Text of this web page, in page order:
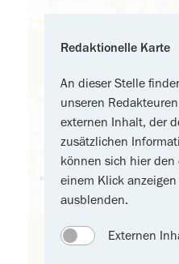
Redaktionelle Karte
An dieser Stelle
unseren
externen Inhalt, der
zusätzlichen
können sich hier
einem Klick
ausblenden.
Externen